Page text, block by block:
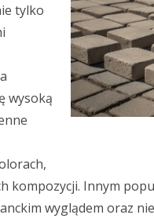
tylko
wysoką
kompozycji. Innym
wyglądem oraz